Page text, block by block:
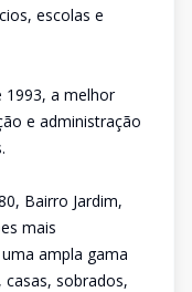
escolas e
1993, a melhor
e administração
Bairro Jardim,
mais
ampla gama
sobrados,